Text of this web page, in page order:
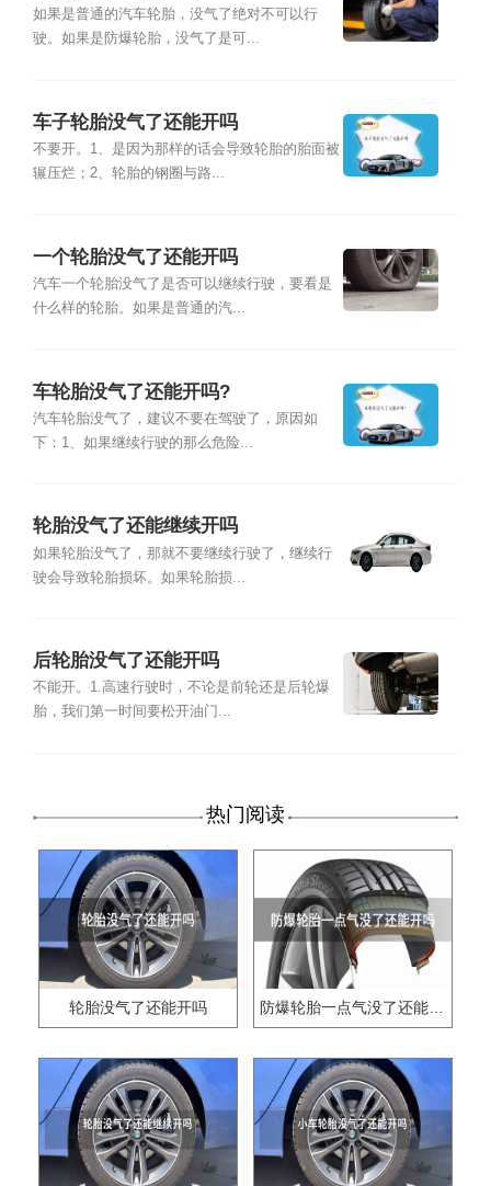
如果是普通的汽车轮胎，没气了绝对不可以行
驶。如果是防爆轮胎，没气了是可...
车子轮胎没气了还能开吗
不要开。1、是因为那样的话会导致轮胎的胎面被
辗压烂；2、轮胎的钢圈与路...
一个轮胎没气了还能开吗
汽车一个轮胎没气了是否可以继续行驶，要看是
什么样的轮胎。如果是普通的汽...
车轮胎没气了还能开吗?
汽车轮胎没气了，建议不要在驾驶了，原因如
下：1、如果继续行驶的那么危险...
轮胎没气了还能继续开吗
如果轮胎没气了，那就不要继续行驶了，继续行
驶会导致轮胎损坏。如果轮胎损...
后轮胎没气了还能开吗
不能开。1.高速行驶时，不论是前轮还是后轮爆
胎，我们第一时间要松开油门...
热门阅读
轮胎没气了还能开吗 防爆轮胎一点气没了还能开吗